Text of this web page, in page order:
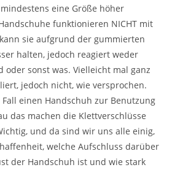
eine Größe höher
funktionieren NICHT mit
sie aufgrund der gummierten
halten, jedoch reagiert weder
oder sonst was. Vielleicht mal ganz
jedoch nicht, wie versprochen.
einen Handschuh zur Benutzung
das machen die Klettverschlüsse
und da sind wir uns alle einig,
welche Aufschluss darüber
der Handschuh ist und wie stark